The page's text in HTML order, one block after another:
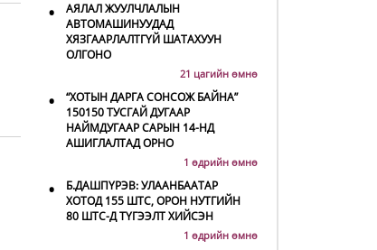
•
АЯЛАЛ ЖУУЛЧЛАЛЫН
АВТОМАШИНУУДАД
ХЯЗГААРЛАЛТГҮЙ ШАТАХУУН
ОЛГОНО
21 цагийн өмнө
•
“ХОТЫН ДАРГА СОНСОЖ БАЙНА”
150150 ТУСГАЙ ДУГААР
НАЙМДУГААР САРЫН 14-НД
АШИГЛАЛТАД ОРНО
1 өдрийн өмнө
•
Б.ДАШПҮРЭВ: УЛААНБААТАР
ХОТОД 155 ШТС, ОРОН НУТГИЙН
80 ШТС-Д ТҮГЭЭЛТ ХИЙСЭН
1 өдрийн өмнө